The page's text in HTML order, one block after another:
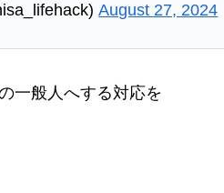
August 27, 2024
一般人へする対応を